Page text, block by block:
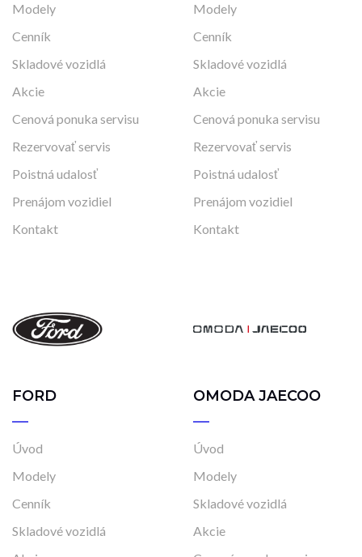
Modely
Cenník
Skladové vozidlá
Akcie
Cenová ponuka servisu
Rezervovať servis
Poistná udalosť
Prenájom vozidiel
Kontakt
Modely
Cenník
Skladové vozidlá
Akcie
Cenová ponuka servisu
Rezervovať servis
Poistná udalosť
Prenájom vozidiel
Kontakt
FORD
Úvod
Modely
Cenník
Skladové vozidlá
OMODA JAECOO
Úvod
Modely
Skladové vozidlá
Akcie